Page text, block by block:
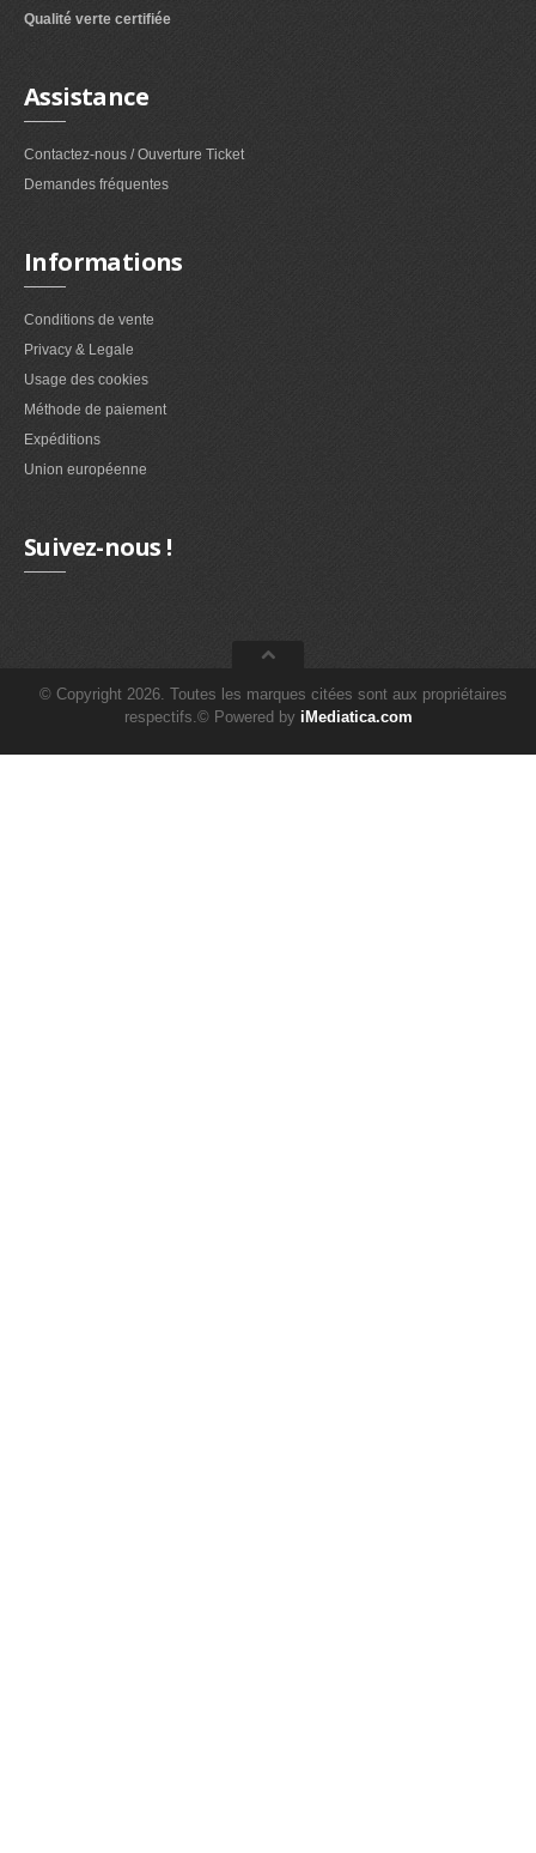
Qualité verte certifiée
Assistance
Contactez-nous / Ouverture Ticket
Demandes fréquentes
Informations
Conditions de vente
Privacy & Legale
Usage des cookies
Méthode de paiement
Expéditions
Union européenne
Suivez-nous !
© Copyright 2026. Toutes les marques citées sont aux propriétaires
respectifs.© Powered by iMediatica.com